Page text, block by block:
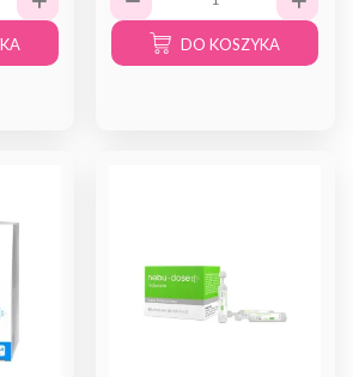
DO KOSZYKA